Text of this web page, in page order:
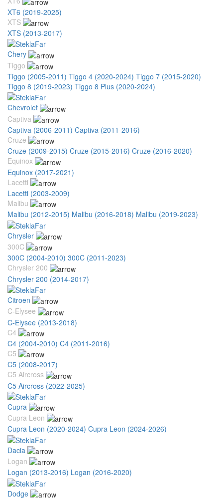
XT6 (2019-2025)
XTS
XTS (2013-2017)
Chery
Tiggo
Tiggo (2005-2011) Tiggo 4 (2020-2024) Tiggo 7 (2015-2020)
Tiggo 8 (2019-2023) Tiggo 8 Plus (2020-2024)
Chevrolet
Captiva
Captiva (2006-2011) Captiva (2011-2016)
Cruze
Cruze (2009-2015) Cruze (2015-2016) Cruze (2016-2020)
Equinox
Equinox (2017-2021)
Lacetti
Lacetti (2003-2009)
Malibu
Malibu (2012-2015) Malibu (2016-2018) Malibu (2019-2023)
Chrysler
300C
300C (2004-2010) 300C (2011-2023)
Chrysler 200
Chrysler 200 (2014-2017)
Citroen
C-Elysee
C-Elysee (2013-2018)
C4
C4 (2004-2010) C4 (2011-2016)
C5
C5 (2008-2017)
C5 Aircross
C5 Aircross (2022-2025)
Cupra
Cupra Leon
Cupra Leon (2020-2024) Cupra Leon (2024-2026)
Dacia
Logan
Logan (2013-2016) Logan (2016-2020)
Dodge